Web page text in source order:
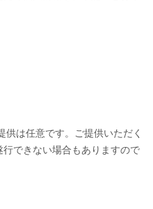
供は任意です。ご提供いただく
できない場合もありますので